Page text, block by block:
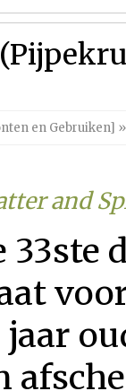
en Gebruiken] »
and
33ste